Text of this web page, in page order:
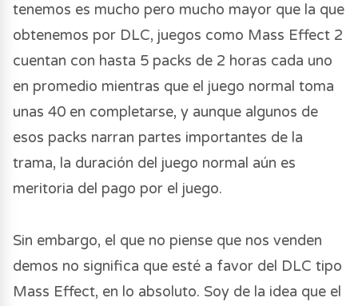
tenemos es mucho pero mucho mayor que la que
obtenemos por DLC, juegos como Mass Effect 2
cuentan con hasta 5 packs de 2 horas cada uno
en promedio mientras que el juego normal toma
unas 40 en completarse, y aunque algunos de
esos packs narran partes importantes de la
trama, la duración del juego normal aún es
meritoria del pago por el juego.
Sin embargo, el que no piense que nos venden
demos no significa que esté a favor del DLC tipo
Mass Effect, en lo absoluto. Soy de la idea que el